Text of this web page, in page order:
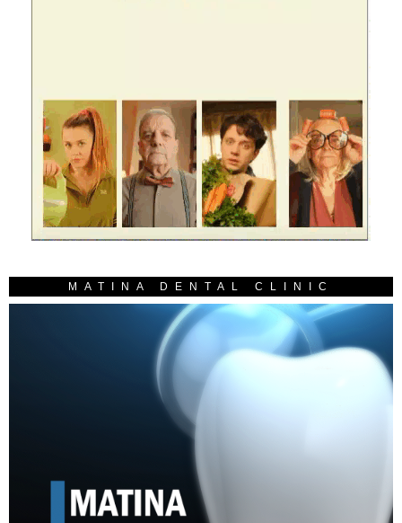
MATINA DENTAL CLINIC